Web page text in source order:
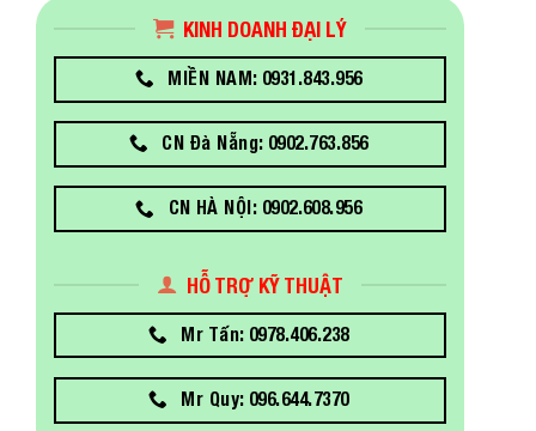
KINH DOANH ĐẠI LÝ
MIỀN NAM: 0931.843.956
CN Đà Nẵng: 0902.763.856
CN HÀ NỘI: 0902.608.956
HỖ TRỢ KỸ THUẬT
Mr Tấn: 0978.406.238
Mr Quy: 096.644.7370